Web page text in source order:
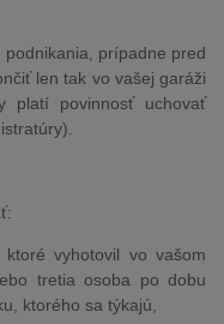
prípadne pred
len tak vo vašej garáži
platí povinnosť uchovať
vyhotovil vo vašom
tretia osoba po dobu
ktorého sa týkajú,